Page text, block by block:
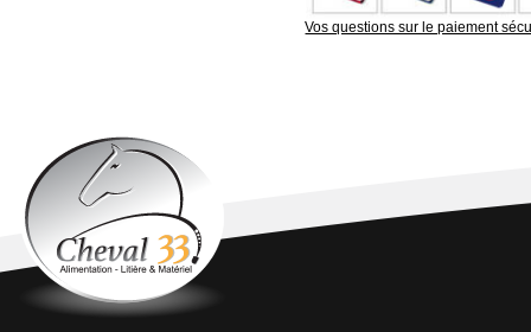
Vos questions sur le paiement